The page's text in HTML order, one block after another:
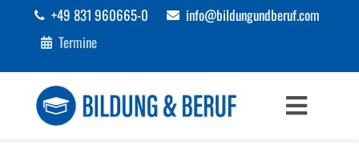
+49 831 960665-0
info@bildungundberuf.com
Termine
Toggle